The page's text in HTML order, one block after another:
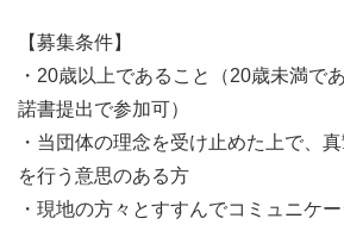
【募集条件】
・20歳以上であること（20歳未満で
諾書提出で参加可）
・当団体の理念を受け止めた上で、
を行う意思のある方
・現地の方々とすすんでコミュニケ